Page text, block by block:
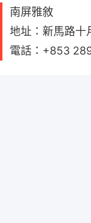
南屏雅敘
地址：新馬路
電話：+853